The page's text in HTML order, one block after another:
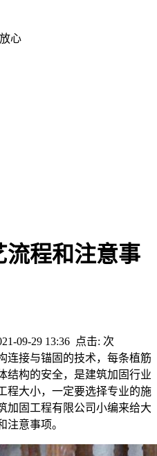
心
流程和注意事
09-29 13:36 点击: 次
连接与锚固的技术，每条植筋
结构的安全，是建筑加固行业
程大小，一定要选择专业的施
加固工程有限公司小编来给大
注意事项。